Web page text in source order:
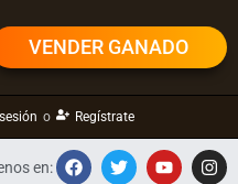
VENDER GANADO
o Regístrate
en: